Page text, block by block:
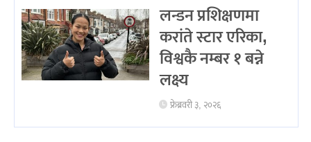
लन्डन प्रशिक्षणमा
करांते स्टार एरिका,
विश्वकै नम्बर १ बन्ने
लक्ष्य
फ्रेब्रवरी ३, २०२६